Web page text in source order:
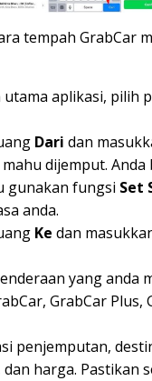
tempah GrabCar
utama aplikasi, pilih
Dari dan
dijemput.
gunakan fungsi Set
anda.
Ke dan
yang anda
GrabCar Plus,
penjemputan,
harga. Pastikan